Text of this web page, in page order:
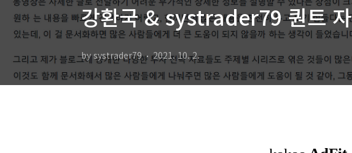
강환국 & systrader79 퀀트
by systrader79 2021. 10. 2.